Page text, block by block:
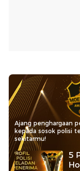
Ajang penghargaan
kepada sosok polisi
sekitarmu!
5